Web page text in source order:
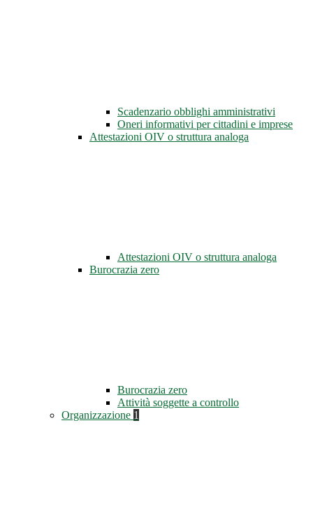
Scadenzario obblighi amministrativi
Oneri informativi per cittadini e imprese
Attestazioni OIV o struttura analoga
Attestazioni OIV o struttura analoga
Burocrazia zero
Burocrazia zero
Attività soggette a controllo
Organizzazione 1